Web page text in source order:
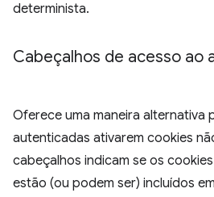
determinista.
Cabeçalhos de acesso ao
Oferece uma maneira alternativa
autenticadas ativarem cookies
cabeçalhos indicam se os
estão (ou podem ser) incluídos